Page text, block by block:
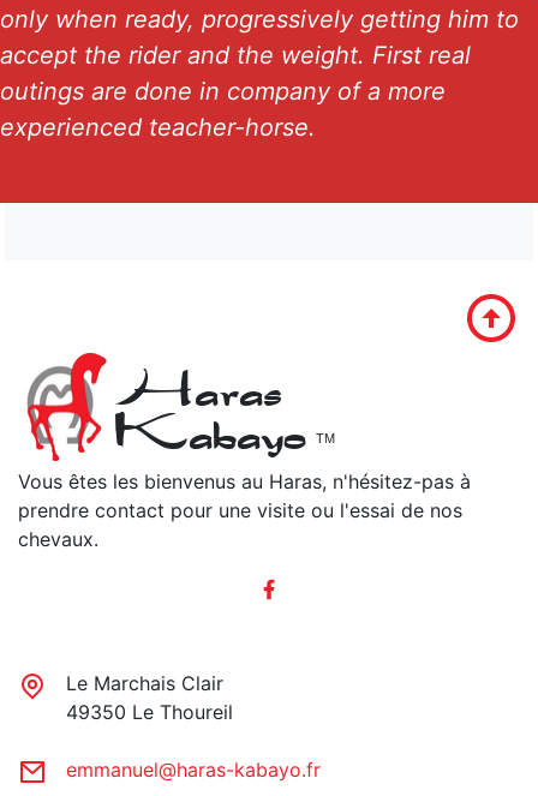
only when ready, progressively getting him to
accept the rider and the weight. First real
outings are done in company of a more
experienced teacher-horse.
Haras
Kabayo TM
Vous êtes les bienvenus au Haras, n'hésitez-pas à
prendre contact pour une visite ou l'essai de nos
chevaux.
Le Marchais Clair
49350 Le Thoureil
emmanuel@haras-kabayo.fr